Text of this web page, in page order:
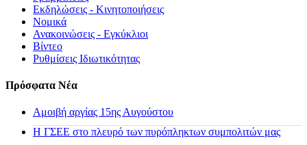
Εκδηλώσεις - Κινητοποιήσεις
Νομικά
Ανακοινώσεις - Εγκύκλιοι
Βίντεο
Ρυθμίσεις Ιδιωτικότητας
Πρόσφατα Νέα
Αμοιβή αργίας 15ης Αυγούστου
H ΓΣΕΕ στο πλευρό των πυρόπληκτων συμπολιτών μας